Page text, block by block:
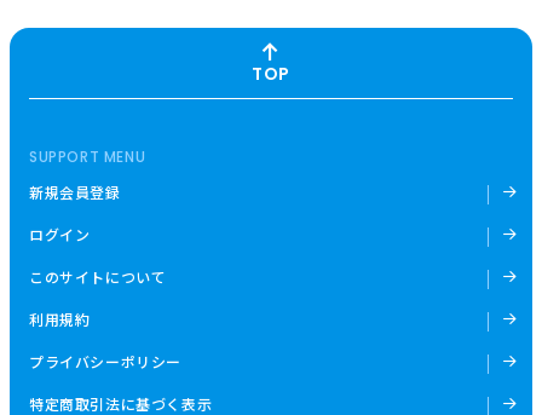
TOP
SUPPORT MENU
新規会員登録
ログイン
このサイトについて
利用規約
プライバシーポリシー
特定商取引法に基づく表示